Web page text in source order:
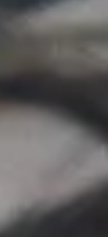
premiscelati
Deutsch
Français